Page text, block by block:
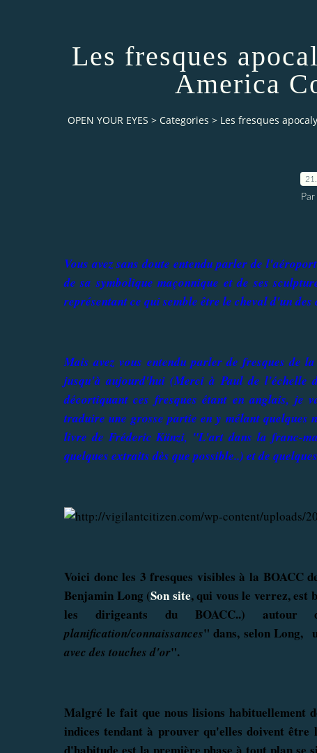
Les fresques
America
OPEN YOUR EYES > Categories > Les fresques
Vous avez sans doute entendu parler de
de sa symbolique maçonnique et de ses
représentant ce qui semble être le cheval d'un
Mais avez vous entendu parler de fresques de
jusqu'à aujourd'hui (Merci à Paul de l'échelle
décortiquant ces fresques étant en anglais, je
traduire une grosse partie en y mélant quelques
livre de Fréderic Künzi, "L'art dans la franc-
quelques extraits dès que possible..) et de
Voici donc les 3 fresques visibles à la BOACC
Benjamin Long (Son site, qui vous le verrez, est
les dirigeants du BOACC..) autour
planification/connaissances"dans, selon Long,
avec des touches d'or".
Malgré le fait que nous lisions habituellement
indices tendant à prouver qu'elles doivent